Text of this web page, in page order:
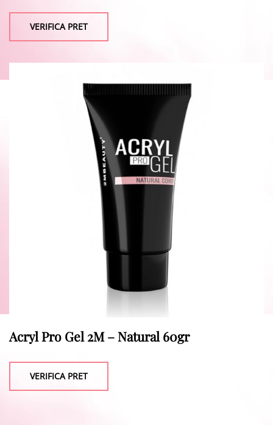
VERIFICA PRET
Acryl Pro Gel 2M – Natural 60gr
VERIFICA PRET